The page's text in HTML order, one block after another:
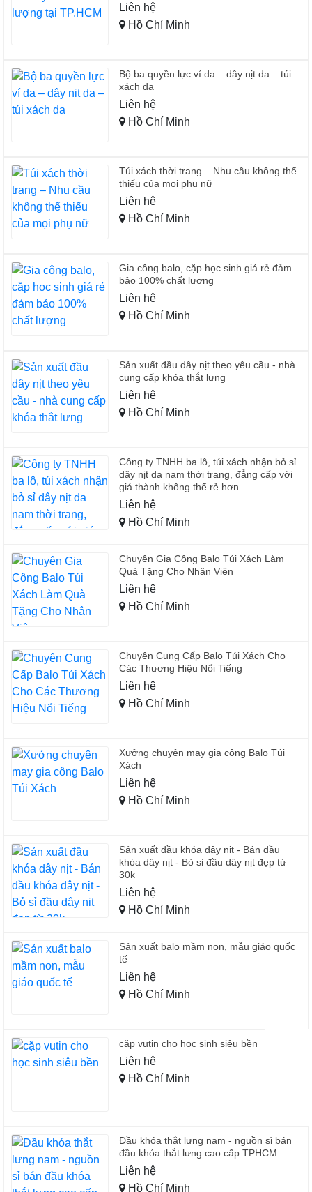
Liên hệ
Hồ Chí Minh
Bộ ba quyền lực ví da – dây nịt da – túi
xách da
Liên hệ
Hồ Chí Minh
Túi xách thời trang – Nhu cầu không thể
thiếu của mọi phụ nữ
Liên hệ
Hồ Chí Minh
Gia công balo, cặp học sinh giá rẻ đảm
bảo 100% chất lượng
Liên hệ
Hồ Chí Minh
Sản xuất đầu dây nịt theo yêu cầu - nhà
cung cấp khóa thắt lưng
Liên hệ
Hồ Chí Minh
Công ty TNHH ba lô, túi xách nhận bỏ sỉ
dây nịt da nam thời trang, đẳng cấp với
giá thành không thể rẻ hơn
Liên hệ
Hồ Chí Minh
Chuyên Gia Công Balo Túi Xách Làm
Quà Tặng Cho Nhân Viên
Liên hệ
Hồ Chí Minh
Chuyên Cung Cấp Balo Túi Xách Cho
Các Thương Hiệu Nổi Tiếng
Liên hệ
Hồ Chí Minh
Xưởng chuyên may gia công Balo Túi
Xách
Liên hệ
Hồ Chí Minh
Sản xuất đầu khóa dây nịt - Bán đầu
khóa dây nịt - Bỏ sỉ đầu dây nịt đẹp từ
30k
Liên hệ
Hồ Chí Minh
Sản xuất balo mầm non, mẫu giáo quốc
tế
Liên hệ
Hồ Chí Minh
cặp vutin cho học sinh siêu bền
Liên hệ
Hồ Chí Minh
Đầu khóa thắt lưng nam - nguồn sỉ bán
đầu khóa thắt lưng cao cấp TPHCM
Liên hệ
Hồ Chí Minh